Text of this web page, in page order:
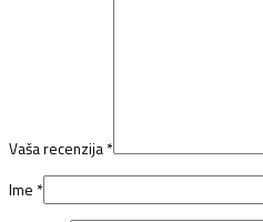
Vaša recenzija *
Ime *